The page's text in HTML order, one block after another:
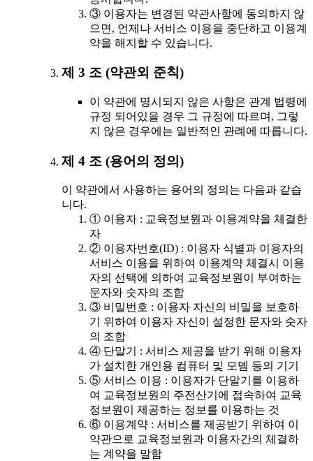
③ 이용자는 변경된 약관사항에 동의하지 않
으면, 언제나 서비스 이용을 중단하고 이용계
약을 해지할 수 있습니다.
제 3 조 (약관외 준칙)
이 약관에 명시되지 않은 사항은 관계 법령에
규정 되어있을 경우 그 규정에 따르며, 그렇
지 않은 경우에는 일반적인 관례에 따릅니다.
제 4 조 (용어의 정의)
이 약관에서 사용하는 용어의 정의는 다음과 같습
니다.
① 이용자 : 교육정보원과 이용계약을 체결한
자
② 이용자번호(ID) : 이용자 식별과 이용자의
서비스 이용을 위하여 이용계약 체결시 이용
자의 선택에 의하여 교육정보원이 부여하는
문자와 숫자의 조합
③ 비밀번호 : 이용자 자신의 비밀을 보호하
기 위하여 이용자 자신이 설정한 문자와 숫자
의 조합
④ 단말기 : 서비스 제공을 받기 위해 이용자
가 설치한 개인용 컴퓨터 및 모뎀 등의 기기
⑤ 서비스 이용 : 이용자가 단말기를 이용하
여 교육정보원의 주전산기에 접속하여 교육
정보원이 제공하는 정보를 이용하는 것
⑥ 이용계약 : 서비스를 제공받기 위하여 이
약관으로 교육정보원과 이용자간의 체결하
는 계약을 말함